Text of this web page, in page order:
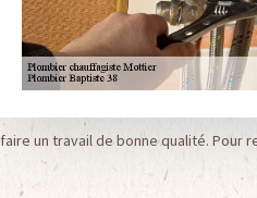
faire un travail de bonne qualité.